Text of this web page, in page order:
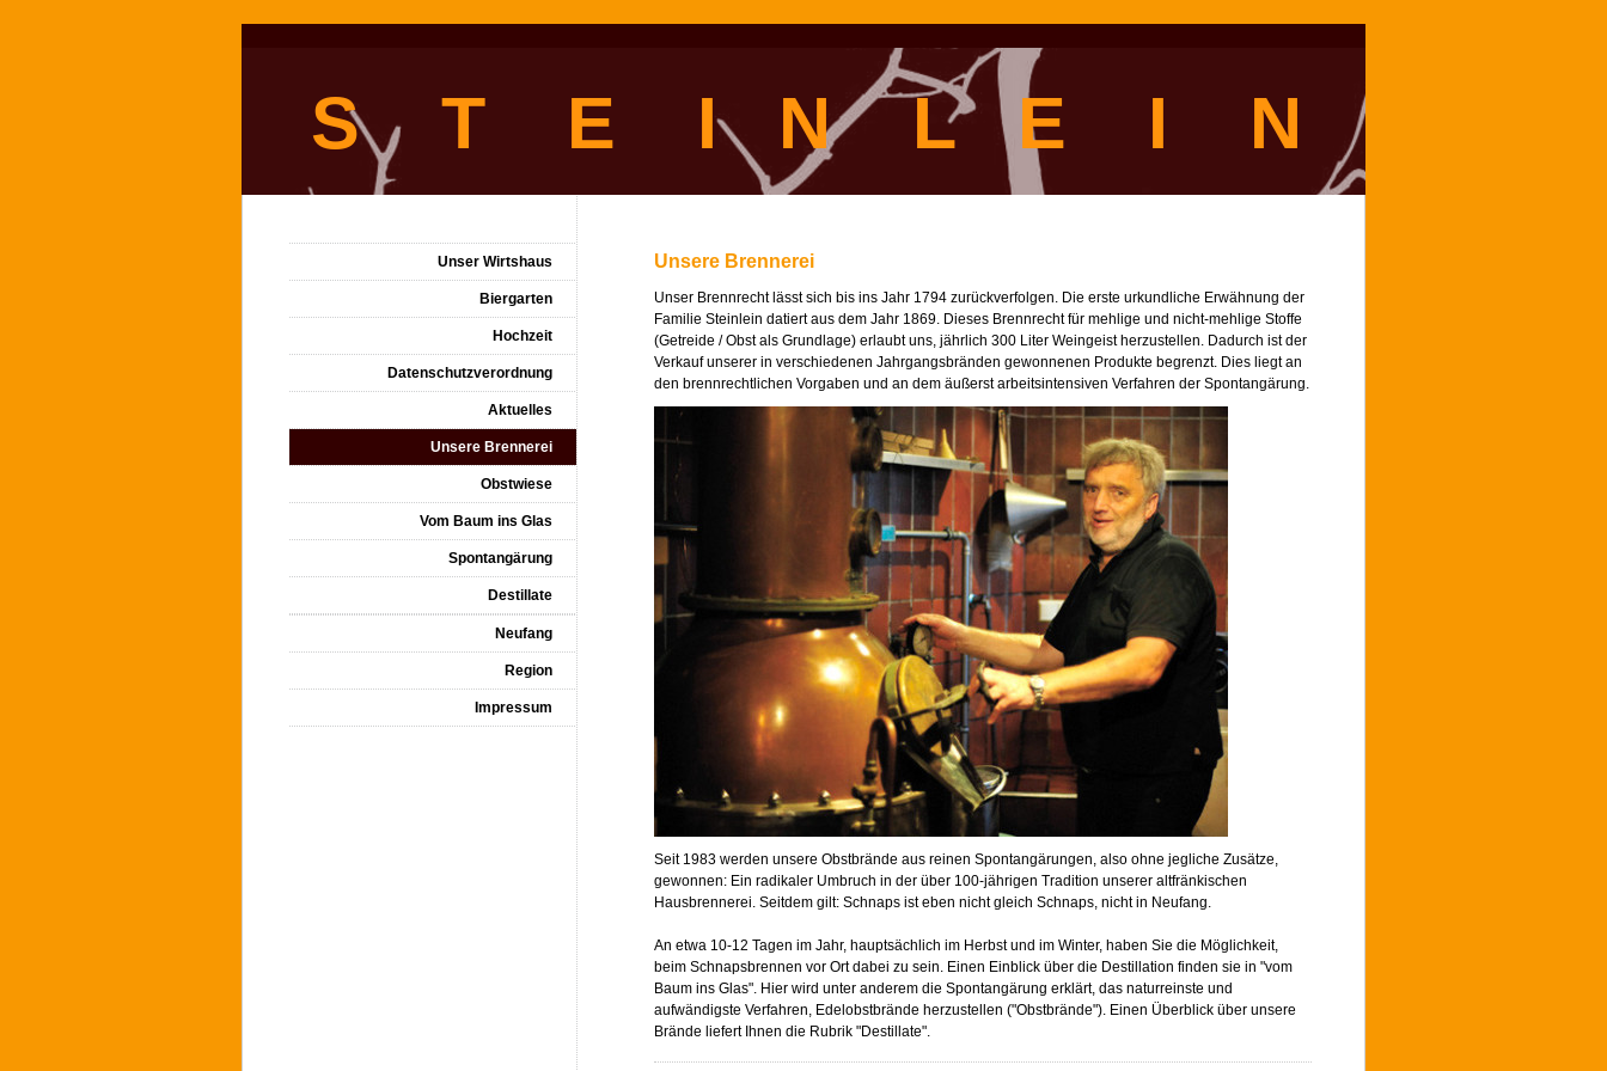
S T E I N L E I N
Unsere Brennerei
Unser Brennrecht lässt sich bis ins Jahr 1794 zurückverfolgen. Die erste urkundliche Erwähnung der
Familie Steinlein datiert aus dem Jahr 1869. Dieses Brennrecht für mehlige und nicht-mehlige Stoffe
(Getreide / Obst als Grundlage) erlaubt uns, jährlich 300 Liter Weingeist herzustellen. Dadurch ist der
Verkauf unserer in verschiedenen Jahrgangsbränden gewonnenen Produkte begrenzt. Dies liegt an
den brennrechtlichen Vorgaben und an dem äußerst arbeitsintensiven Verfahren der Spontangärung.
Seit 1983 werden unsere Obstbrände aus reinen Spontangärungen, also ohne jegliche Zusätze,
gewonnen: Ein radikaler Umbruch in der über 100-jährigen Tradition unserer altfränkischen
Hausbrennerei. Seitdem gilt: Schnaps ist eben nicht gleich Schnaps, nicht in Neufang.
An etwa 10-12 Tagen im Jahr, hauptsächlich im Herbst und im Winter, haben Sie die Möglichkeit,
beim Schnapsbrennen vor Ort dabei zu sein. Einen Einblick über die Destillation finden sie in "vom
Baum ins Glas". Hier wird unter anderem die Spontangärung erklärt, das naturreinste und
aufwändigste Verfahren, Edelobstbrände herzustellen ("Obstbrände"). Einen Überblick über unsere
Brände liefert Ihnen die Rubrik "Destillate".
Unser Wirtshaus
Biergarten
Hochzeit
Datenschutzverordnung
Aktuelles
Unsere Brennerei
Obstwiese
Vom Baum ins Glas
Spontangärung
Destillate
Neufang
Region
Impressum